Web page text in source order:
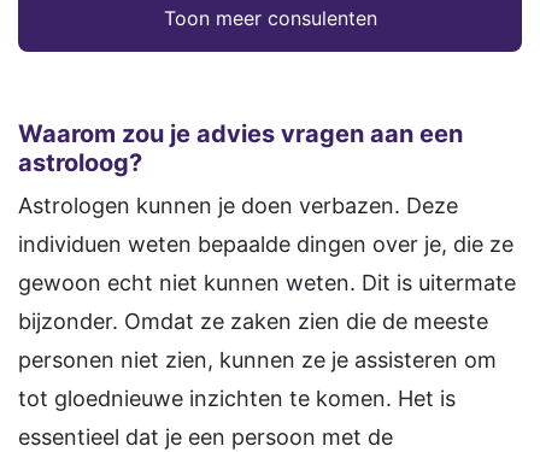
Toon meer consulenten
Waarom zou je advies vragen aan een
astroloog?
Astrologen kunnen je doen verbazen. Deze
individuen weten bepaalde dingen over je, die ze
gewoon echt niet kunnen weten. Dit is uitermate
bijzonder. Omdat ze zaken zien die de meeste
personen niet zien, kunnen ze je assisteren om
tot gloednieuwe inzichten te komen. Het is
essentieel dat je een persoon met de